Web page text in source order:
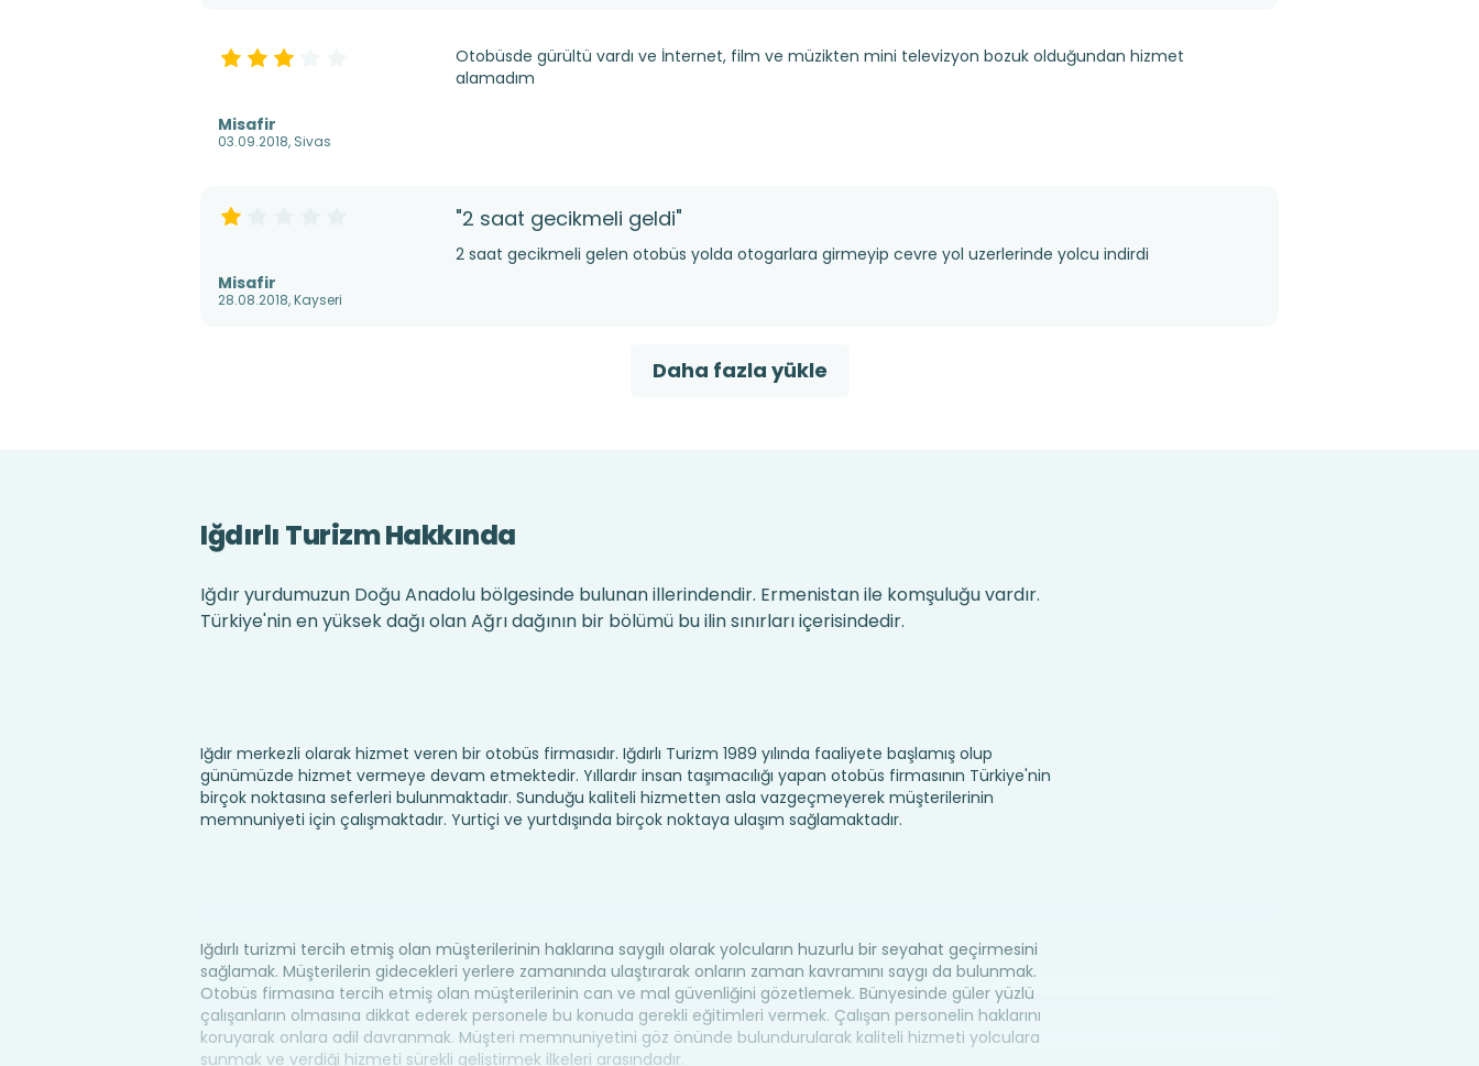
Misafir
03.09.2018, Sivas
Otobüsde gürültü vardı ve İnternet, film ve müzikten mini televizyon bozuk olduğundan hizmet
alamadım
Misafir
28.08.2018, Kayseri
"2 saat gecikmeli geldi"
2 saat gecikmeli gelen otobüs yolda otogarlara girmeyip cevre yol uzerlerinde yolcu indirdi
Daha fazla yükle
Iğdırlı Turizm Hakkında
Iğdır yurdumuzun Doğu Anadolu bölgesinde bulunan illerindendir. Ermenistan ile komşuluğu vardır.
Türkiye'nin en yüksek dağı olan Ağrı dağının bir bölümü bu ilin sınırları içerisindedir.
Iğdır merkezli olarak hizmet veren bir otobüs firmasıdır. Iğdırlı Turizm 1989 yılında faaliyete başlamış olup
günümüzde hizmet vermeye devam etmektedir. Yıllardır insan taşımacılığı yapan otobüs firmasının Türkiye'nin
birçok noktasına seferleri bulunmaktadır. Sunduğu kaliteli hizmetten asla vazgeçmeyerek müşterilerinin
memnuniyeti için çalışmaktadır. Yurtiçi ve yurtdışında birçok noktaya ulaşım sağlamaktadır.
Iğdırlı turizmi tercih etmiş olan müşterilerinin haklarına saygılı olarak yolcuların huzurlu bir seyahat geçirmesini
sağlamak. Müşterilerin gidecekleri yerlere zamanında ulaştırarak onların zaman kavramını saygı da bulunmak.
Otobüs firmasına tercih etmiş olan müşterilerinin can ve mal güvenliğini gözetlemek. Bünyesinde güler yüzlü
çalışanların olmasına dikkat ederek personele bu konuda gerekli eğitimleri vermek. Çalışan personelin haklarını
koruyarak onlara adil davranmak. Müşteri memnuniyetini göz önünde bulundurularak kaliteli hizmeti yolculara
sunmak ve verdiği hizmeti sürekli geliştirmek ilkeleri arasındadır.